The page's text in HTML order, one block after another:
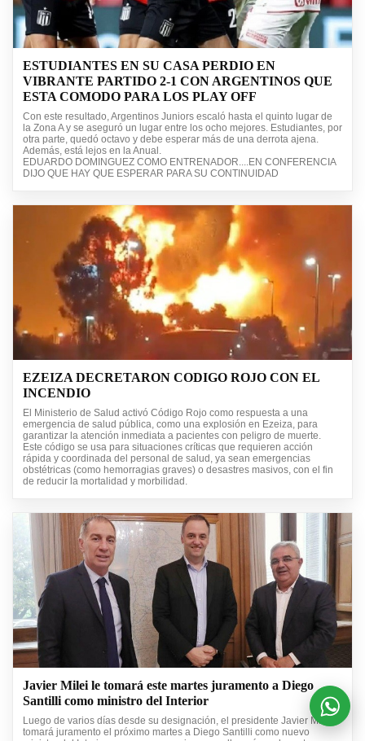
ESTUDIANTES EN SU CASA PERDIO EN
VIBRANTE PARTIDO 2-1 CON ARGENTINOS QUE
ESTA COMODO PARA LOS PLAY OFF
Con este resultado, Argentinos Juniors escaló hasta el quinto lugar de
la Zona A y se aseguró un lugar entre los ocho mejores. Estudiantes, por
otra parte, quedó octavo y debe esperar más de una derrota ajena.
Además, está lejos en la Anual.
EDUARDO DOMINGUEZ COMO ENTRENADOR....EN CONFERENCIA
DIJO QUE HAY QUE ESPERAR PARA SU CONTINUIDAD
EZEIZA DECRETARON CODIGO ROJO CON EL
INCENDIO
El Ministerio de Salud activó Código Rojo como respuesta a una
emergencia de salud pública, como una explosión en Ezeiza, para
garantizar la atención inmediata a pacientes con peligro de muerte.
Este código se usa para situaciones críticas que requieren acción
rápida y coordinada del personal de salud, ya sean emergencias
obstétricas (como hemorragias graves) o desastres masivos, con el fin
de reducir la mortalidad y morbilidad.
Javier Milei le tomará este martes juramento a Diego
Santilli como ministro del Interior
Luego de varios días desde su designación, el presidente Javier Milei
tomará juramento el próximo martes a Diego Santilli como nuevo